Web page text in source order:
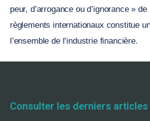
peur, d’arrogance ou d’ignorance »
règlements internationaux constitue
l’ensemble de l’industrie financière.
Consulter les derniers articles